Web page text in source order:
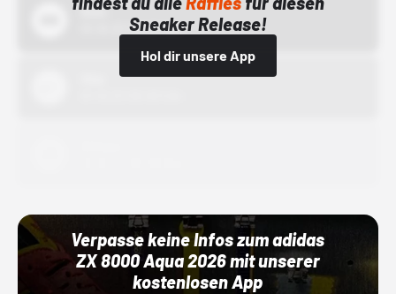
Sneaker Release!
Hol dir unsere App
Bstn
01.10.22 00:00 Uhr
Verpasse keine Infos zum adidas
ZX 8000 Aqua 2026 mit unserer
kostenlosen App